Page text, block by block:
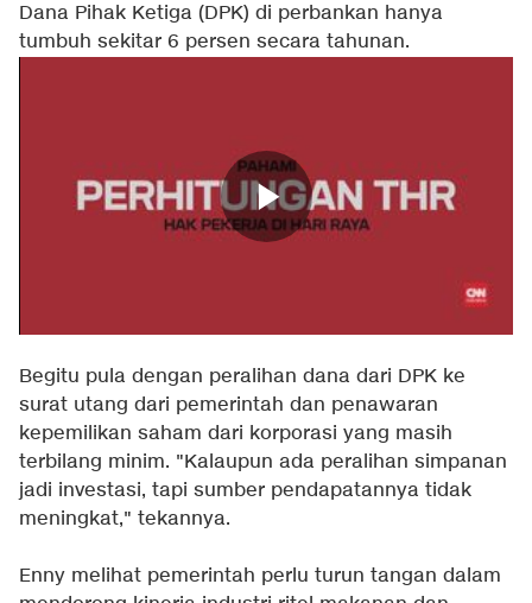
Dana Pihak Ketiga (DPK) di perbankan hanya
tumbuh sekitar 6 persen secara tahunan.
Begitu pula dengan peralihan dana dari DPK ke
surat utang dari pemerintah dan penawaran
kepemilikan saham dari korporasi yang masih
terbilang minim. "Kalaupun ada peralihan simpanan
jadi investasi, tapi sumber pendapatannya tidak
meningkat," tekannya.
Enny melihat pemerintah perlu turun tangan dalam